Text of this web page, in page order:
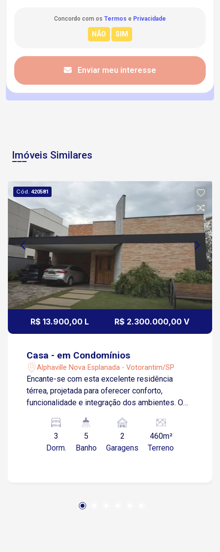
Concordo com os Termos e Privacidade
Enviar meu interesse
Imóveis Similares
Cód.420581
R$ 13.900,00 L R$ 2.300.000,00 V
Casa - em Condomínios
Alphaville Nova Esplanada - Votorantim/SP
Encante-se com esta excelente residência
térrea, projetada para oferecer conforto,
funcionalidade e integração dos ambientes. O
uma delas master com banheira, proporcionando
privacidade e comodidade para toda a família. A
sala de estar integrada à cozinha e espaço
despensa, garantindo melhor organização e
3
Dorm.
5
Banho
2
Garagens
460m²
Terreno